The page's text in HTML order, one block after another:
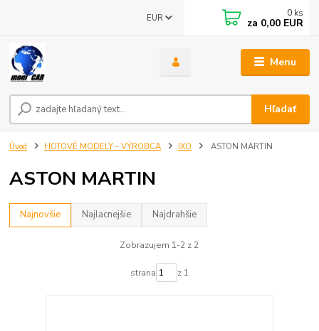
Menu
EUR
Hľadať
0 ks
za 0,00 EUR
Úvod HOTOVÉ MODELY - VÝROBCA IXO ASTON MARTIN
ASTON MARTIN
Najnovšie Najlacnejšie Najdrahšie
Zobrazujem 1-2 z 2
strana z 1